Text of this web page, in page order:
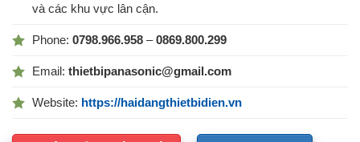
và các khu vực lân cận.
Phone: 0798.966.958 –0869.800.299
Email: thietbipanasonic@gmail.com
Website: https://haidangthietbidien.vn